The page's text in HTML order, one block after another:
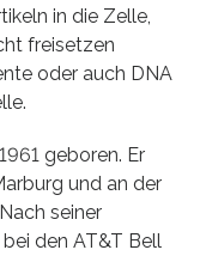
in die Zelle,
freisetzen
oder auch DNA
geboren. Er
und an der
seiner
den AT&T Bell